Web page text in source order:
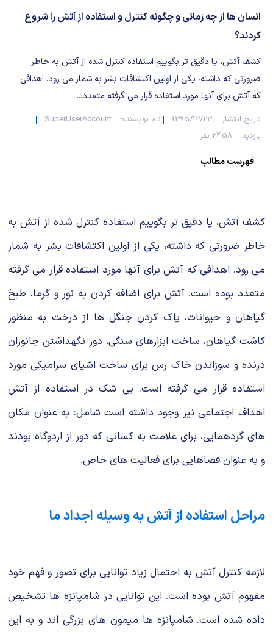
انسان ها از چه زمانی و چگونه کنترل و استفاده از آتش را شروع
کردند؟
کشف آتش، یا دقیق تر بگوییم استفاده کنترل شده از آتش به خاطر
ضرورتی که داشته، یکی از اولین اکتشافات بشر به شمار می رود. اهدافی
که آتش برای آنها مورد استفاده قرار می گرفته متعدد...
تاریخ انتشار: 1395/12/23 نام نویسنده:
SuperUserAccount
بازدید:
2458 نفر
فهرست مطالب
کشف آتش، یا دقیق تر بگوییم استفاده کنترل شده از آتش به
خاطر ضرورتی که داشته، یکی از اولین اکتشافات بشر به شمار
می رود. اهدافی که آتش برای آنها مورد استفاده قرار می گرفته
متعدد بوده است. آتش برای اضافه کردن به نور و گرما، طبخ
گیاهان و حیوانات، پاک کردن جنگل ها از درخت به منظور
کاشت گیاهان، ساخت ابزارهای سنگی، دور نگهداشتن جانوران
درنده و سوزاندن خاک رس برای ساخت اشیای سرامیکی مورد
استفاده قرار می گرفته است. بی شک در استفاده از آتش
اهداف اجتماعی نیز وجود داشته است شامل: به عنوان مکان
های گردهمایی، برای علامت به کسانی که دور از اردوگاه بودند
و به عنوان فضاهایی برای فعالیت های خاص.
مراحل استفاده از آتش به وسیله اجداد ما
لازمه کنترل آتش به احتمال زیاد توانایی برای تصور و فهم خود
مفهوم آتش بوده است. این توانایی در شامپانزه ها تشخیص
داده شده است. شامپانزه ها میمون های بزرگی اند و به این
صلاح های شیمیایی
مطالب جالب شیمی
بمب های شیمیایی
شیمی عمومی
شیمی سبز
روانپزشکی
طب سنتی
گیاهان دارویی